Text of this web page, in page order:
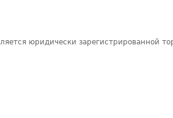
юридически зарегистрированной